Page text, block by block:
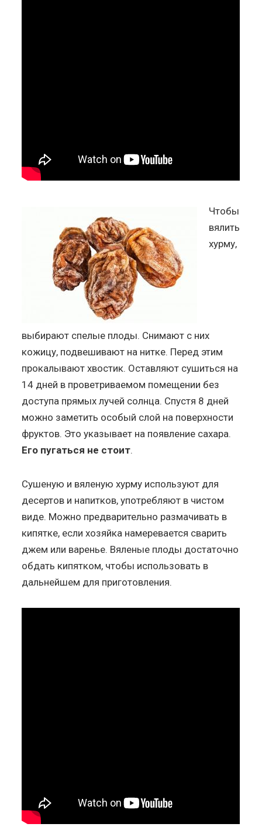
Чтобы
вялить
хурму,
выбирают спелые плоды. Снимают с них
кожицу, подвешивают на нитке. Перед этим
прокалывают хвостик. Оставляют сушиться на
14 дней в проветриваемом помещении без
доступа прямых лучей солнца. Спустя 8 дней
можно заметить особый слой на поверхности
фруктов. Это указывает на появление сахара.
Его пугаться не стоит.
Сушеную и вяленую хурму используют для
десертов и напитков, употребляют в чистом
виде. Можно предварительно размачивать в
кипятке, если хозяйка намеревается сварить
джем или варенье. Вяленые плоды достаточно
обдать кипятком, чтобы использовать в
дальнейшем для приготовления.